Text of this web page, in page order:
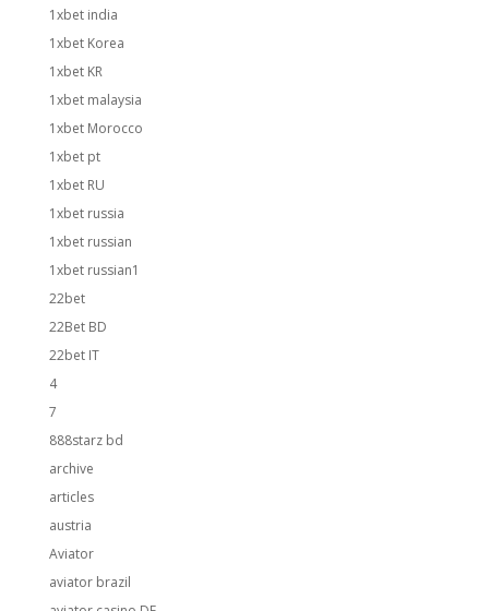
1xbet india
1xbet Korea
1xbet KR
1xbet malaysia
1xbet Morocco
1xbet pt
1xbet RU
1xbet russia
1xbet russian
1xbet russian1
22bet
22Bet BD
22bet IT
4
7
888starz bd
archive
articles
austria
Aviator
aviator brazil